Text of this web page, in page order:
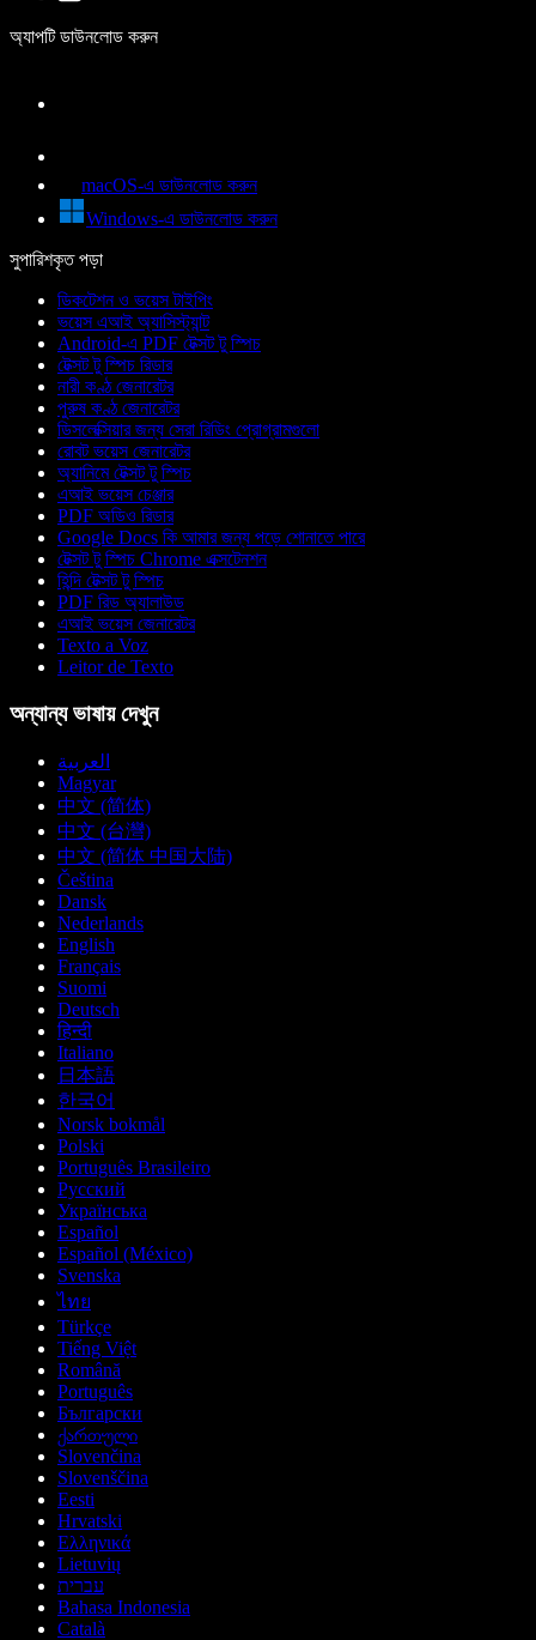
অ্যাপটি ডাউনলোড করুন
macOS-এ ডাউনলোড করুন
Windows-এ ডাউনলোড করুন
সুপারিশকৃত পড়া
ডিকটেশন ও ভয়েস টাইপিং
ভয়েস এআই অ্যাসিস্ট্যান্ট
Android-এ PDF টেক্সট টু স্পিচ
টেক্সট টু স্পিচ রিডার
নারী কণ্ঠ জেনারেটর
পুরুষ কণ্ঠ জেনারেটর
ডিসলেক্সিয়ার জন্য সেরা রিডিং প্রোগ্রামগুলো
রোবট ভয়েস জেনারেটর
অ্যানিমে টেক্সট টু স্পিচ
এআই ভয়েস চেঞ্জার
PDF অডিও রিডার
Google Docs কি আমার জন্য পড়ে শোনাতে পারে
টেক্সট টু স্পিচ Chrome এক্সটেনশন
হিন্দি টেক্সট টু স্পিচ
PDF রিড অ্যালাউড
এআই ভয়েস জেনারেটর
Texto a Voz
Leitor de Texto
অন্যান্য ভাষায় দেখুন
العربية
Magyar
中文 (简体)
中文 (台灣)
中文 (简体 中国大陆)
Čeština
Dansk
Nederlands
English
Français
Suomi
Deutsch
हिन्दी
Italiano
日本語
한국어
Norsk bokmål
Polski
Português Brasileiro
Русский
Українська
Español
Español (México)
Svenska
ไทย
Türkçe
Tiếng Việt
Română
Português
Български
ქართული
Slovenčina
Slovenščina
Eesti
Hrvatski
Ελληνικά
Lietuvių
עברית
Bahasa Indonesia
Català